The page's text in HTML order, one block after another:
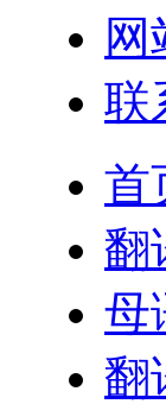
网
联
首
翻
母
翻